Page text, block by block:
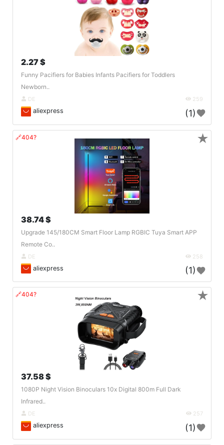
2.27 $
Funny Pacifiers for Babies Infants Pacifiers for Toddlers
Newborn..
DE 259
aliexpress (1)
🔗404?
38.74 $
Upgrade 145/180CM Smart Floor Lamp RGBIC Tuya Smart APP
Remote Co..
DE 258
aliexpress (1)
★
🔗404?
37.58 $
1080P Night Vision Binoculars 10x Digital 800m Full Dark
Infrared..
DE 257
aliexpress (1)
★